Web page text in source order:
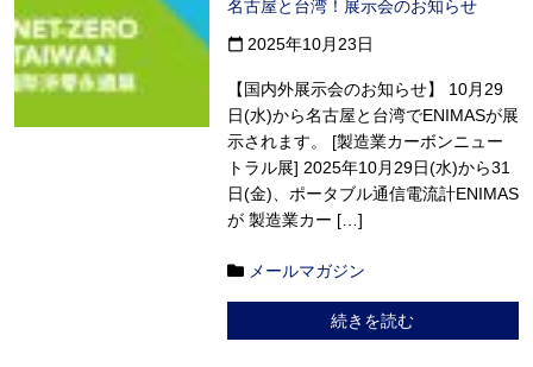
名古屋と台湾！展示会のお知らせ
calendar_today 2025年10月23日
【国内外展示会のお知らせ】 10月29
日(水)から名古屋と台湾でENIMASが展
示されます。 [製造業カーボンニュー
トラル展] 2025年10月29日(水)から31
日(金)、ポータブル通信電流計ENIMAS
が 製造業カー […]
メールマガジン
続きを読む